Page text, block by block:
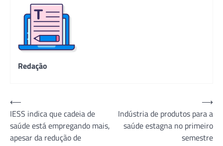
Redação
Navegação
de
Post
⟵
IESS indica que cadeia de
saúde está empregando mais,
apesar da redução de
Indústria de produtos para a
saúde estagna no primeiro
semestre
⟶